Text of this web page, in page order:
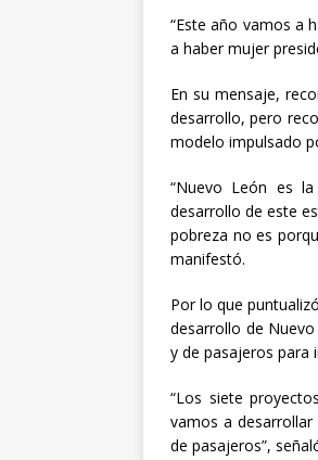
“Este año vamos a
a haber mujer
En su mensaje,
desarrollo, pero
modelo impulsado
“Nuevo León es
desarrollo de este
pobreza no es
manifestó.
Por lo que
desarrollo de
y de pasajeros para
“Los siete
vamos a
de pasajeros”,